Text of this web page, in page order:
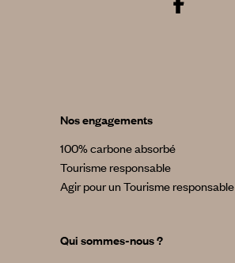
Nos engagements
100% carbone absorbé
Tourisme responsable
Agir pour un Tourisme responsable
Qui sommes-nous ?